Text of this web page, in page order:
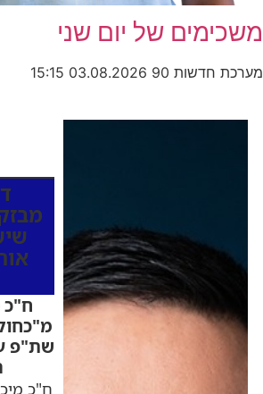
משכימים של יום שני
מערכת חדשות 90 03.08.2026
15:15
ח"כ
שת"פ
ח"כ